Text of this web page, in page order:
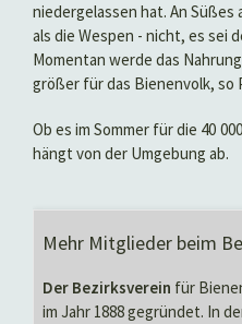
niedergelassen hat. An Süßes
als die Wespen - nicht, es sei
Momentan werde das
größer für das Bienenvolk, so
Ob es im Sommer für die 40
hängt von der Umgebung ab.
Mehr Mitglieder beim
Der Bezirksverein für
im Jahr 1888 gegründet. In